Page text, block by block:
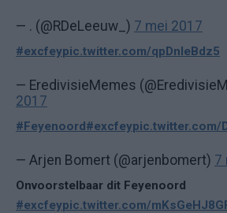
— . (@RDeLeeuw_) 7 mei 2017
#excfeypic.twitter.com/qpDnIeBdz5
— EredivisieMemes
2017
#Feyenoord#excfeypic.twitter.com/
— Arjen Bomert (@arjenbomert) 7
Onvoorstelbaar dit Feyenoord
#excfeypic.twitter.com/